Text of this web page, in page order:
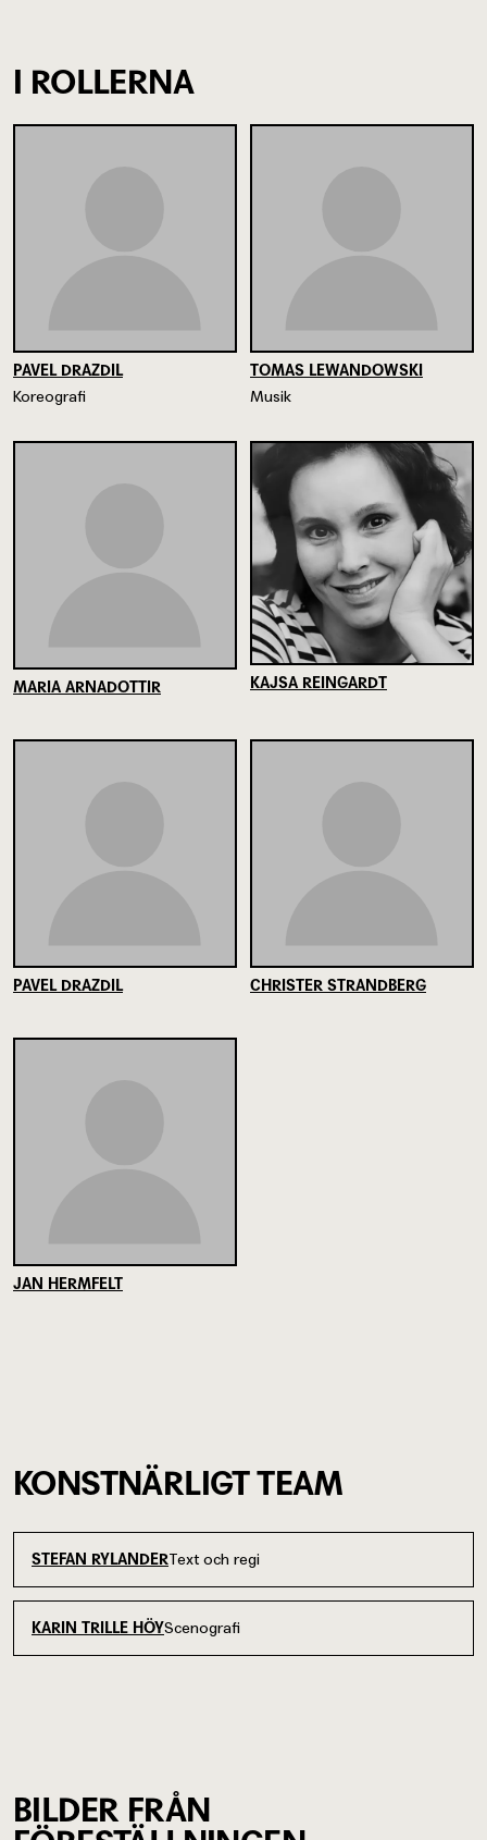
I ROLLERNA
PAVEL DRAZDIL
Koreografi
TOMAS LEWANDOWSKI
Musik
MARIA ARNADOTTIR KAJSA REINGARDT
PAVEL DRAZDIL CHRISTER STRANDBERG
JAN HERMFELT
KONSTNÄRLIGT TEAM
STEFAN RYLANDERText och regi
KARIN TRILLE HÖYScenografi
BILDER FRÅN